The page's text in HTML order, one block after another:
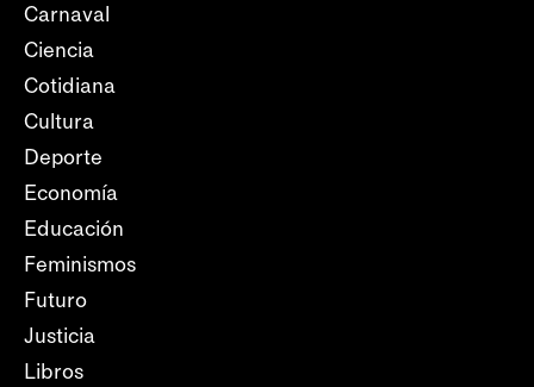
Carnaval
Ciencia
Cotidiana
Cultura
Deporte
Economía
Educación
Feminismos
Futuro
Justicia
Libros